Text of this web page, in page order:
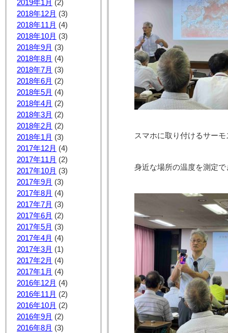
2019年1月 (2)
2018年12月 (3)
2018年11月 (4)
2018年10月 (3)
2018年9月 (3)
2018年8月 (4)
2018年7月 (3)
2018年6月 (2)
2018年5月 (4)
2018年4月 (2)
2018年3月 (2)
2018年2月 (2)
2018年1月 (3)
2017年12月 (4)
2017年11月 (2)
2017年10月 (3)
2017年9月 (3)
2017年8月 (4)
2017年7月 (3)
2017年6月 (2)
2017年5月 (3)
2017年4月 (4)
2017年3月 (1)
2017年2月 (4)
2017年1月 (4)
2016年12月 (4)
2016年11月 (2)
2016年10月 (2)
2016年9月 (2)
2016年8月 (3)
スマホに取り付けるサー
身近な場所の温度を測定